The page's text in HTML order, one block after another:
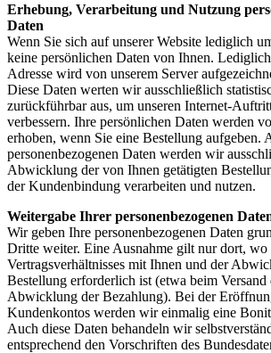
Erhebung, Verarbeitung und Nutzung
Daten
Wenn Sie sich auf unserer Website lediglich
keine persönlichen Daten von Ihnen.
Adresse wird von unserem Server
Diese Daten werten wir ausschließlich
zurückführbar aus, um unseren Internet-
verbessern. Ihre persönlichen Daten werden
erhoben, wenn Sie eine Bestellung aufgeben.
personenbezogenen Daten werden wir
Abwicklung der von Ihnen getätigten
der Kundenbindung verarbeiten und nutzen.
Weitergabe Ihrer personenbezogenen
Wir geben Ihre personenbezogenen Daten
Dritte weiter. Eine Ausnahme gilt nur dort, wo
Vertragsverhältnisses mit Ihnen und der
Bestellung erforderlich ist (etwa beim Versand
Abwicklung der Bezahlung). Bei der
Kundenkontos werden wir einmalig eine
Auch diese Daten behandeln wir
entsprechend den Vorschriften des